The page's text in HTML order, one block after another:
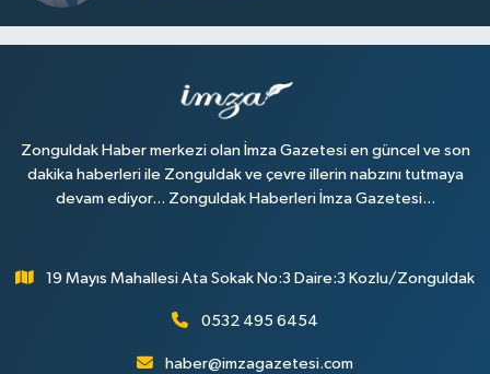
Zonguldak Haber merkezi olan İmza Gazetesi en güncel ve son
dakika haberleri ile Zonguldak ve çevre illerin nabzını tutmaya
devam ediyor... Zonguldak Haberleri İmza Gazetesi...
19 Mayıs Mahallesi Ata Sokak No:3 Daire:3 Kozlu/Zonguldak
0532 495 6454
haber@imzagazetesi.com